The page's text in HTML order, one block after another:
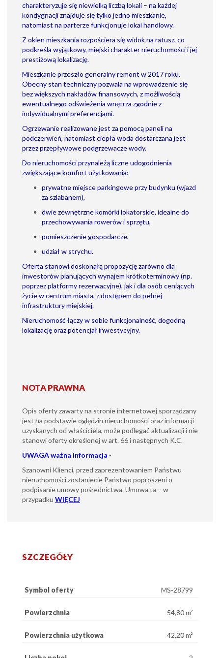
charakteryzuje się niewielką liczbą lokali – na każdej
kondygnacji znajduje się tylko jedno mieszkanie,
natomiast na parterze funkcjonuje lokal handlowy.
Z okien mieszkania rozpościera się widok na ratusz, co
podkreśla wyjątkowy, miejski charakter nieruchomości i jej
prestiżową lokalizację.
Mieszkanie przeszło generalny remont w 2017 roku.
Obecny stan techniczny pozwala na wprowadzenie się
bez większych nakładów finansowych, z możliwością
ewentualnego odświeżenia wnętrza zgodnie z
indywidualnymi preferencjami.
Ogrzewanie realizowane jest za pomocą paneli na
podczerwień, natomiast ciepła woda dostarczana jest
przez przepływowe podgrzewacze wody.
Do nieruchomości przynależą liczne udogodnienia
zwiększające komfort użytkowania:
prywatne miejsce parkingowe przy budynku (wjazd
za szlabanem),
dwie zewnętrzne komórki lokatorskie, idealne do
przechowywania rowerów i sprzętu,
pomieszczenie gospodarcze,
udział w strychu.
Oferta stanowi doskonałą propozycję zarówno dla
inwestorów planujących wynajem krótkoterminowy (np.
poprzez platformy rezerwacyjne), jak i dla osób ceniących
życie w centrum miasta, z dostępem do pełnej
infrastruktury miejskiej.
Nieruchomość łączy w sobie funkcjonalność, dogodną
lokalizację oraz potencjał inwestycyjny.
NOTA PRAWNA
Opis oferty zawarty na stronie internetowej sporządzany
jest na podstawie oględzin nieruchomości oraz informacji
uzyskanych od właściciela, może podlegać aktualizacji i nie
stanowi oferty określonej w art. 66 i następnych K.C.
UWAGAważna informacja -
Szanowni Klienci, przed zaprezentowaniem Państwu
nieruchomości zostaniecie Państwo poproszeni o
podpisanie umowy pośrednictwa. Umowa ta – w
przypadku WIĘCEJ
SZCZEGÓŁY
Symbol oferty MS-28799
Powierzchnia 54,80 m²
Powierzchnia użytkowa 42,20 m²